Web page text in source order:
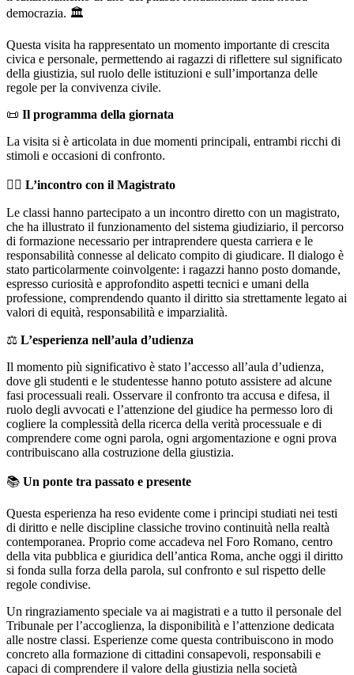
democrazia. 🏛️
Questa visita ha rappresentato un momento importante di crescita
civica e personale, permettendo ai ragazzi di riflettere sul significato
della giustizia, sul ruolo delle istituzioni e sull’importanza delle
regole per la convivenza civile.
📜 Il programma della giornata
La visita si è articolata in due momenti principali, entrambi ricchi di
stimoli e occasioni di confronto.
👩‍⚖️ L’incontro con il Magistrato
Le classi hanno partecipato a un incontro diretto con un magistrato,
che ha illustrato il funzionamento del sistema giudiziario, il percorso
di formazione necessario per intraprendere questa carriera e le
responsabilità connesse al delicato compito di giudicare. Il dialogo è
stato particolarmente coinvolgente: i ragazzi hanno posto domande,
espresso curiosità e approfondito aspetti tecnici e umani della
professione, comprendendo quanto il diritto sia strettamente legato ai
valori di equità, responsabilità e imparzialità.
⚖️ L’esperienza nell’aula d’udienza
Il momento più significativo è stato l’accesso all’aula d’udienza,
dove gli studenti e le studentesse hanno potuto assistere ad alcune
fasi processuali reali. Osservare il confronto tra accusa e difesa, il
ruolo degli avvocati e l’attenzione del giudice ha permesso loro di
cogliere la complessità della ricerca della verità processuale e di
comprendere come ogni parola, ogni argomentazione e ogni prova
contribuiscano alla costruzione della giustizia.
📚 Un ponte tra passato e presente
Questa esperienza ha reso evidente come i principi studiati nei testi
di diritto e nelle discipline classiche trovino continuità nella realtà
contemporanea. Proprio come accadeva nel Foro Romano, centro
della vita pubblica e giuridica dell’antica Roma, anche oggi il diritto
si fonda sulla forza della parola, sul confronto e sul rispetto delle
regole condivise.
Un ringraziamento speciale va ai magistrati e a tutto il personale del
Tribunale per l’accoglienza, la disponibilità e l’attenzione dedicata
alle nostre classi. Esperienze come questa contribuiscono in modo
concreto alla formazione di cittadini consapevoli, responsabili e
capaci di comprendere il valore della giustizia nella società